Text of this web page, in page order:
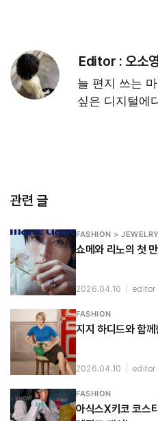
Editor :오소
늘 편지 쓰는
싶은 디지털에
관련 글
FASHION >
쇼메와 리노의 첫
2026.04.10 editor
FASHION
지지 하디드와 함
2026.04.10 editor
FASHION
아식스X키코 코스